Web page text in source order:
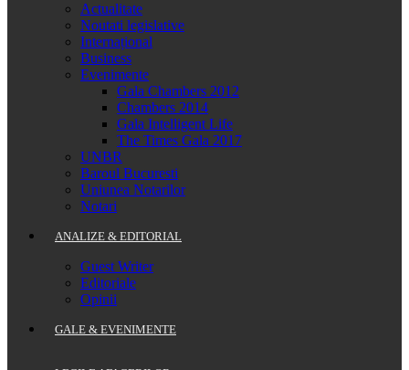
Actualitate
Noutati legislative
Internațional
Business
Evenimente
Gala Chambers 2012
Chambers 2014
Gala Intelligent Life
The Times Gala 2017
UNBR
Baroul Bucuresti
Uniunea Notarilor
Notari
ANALIZE & EDITORIAL
Guest Writer
Editoriale
Opinii
GALE & EVENIMENTE